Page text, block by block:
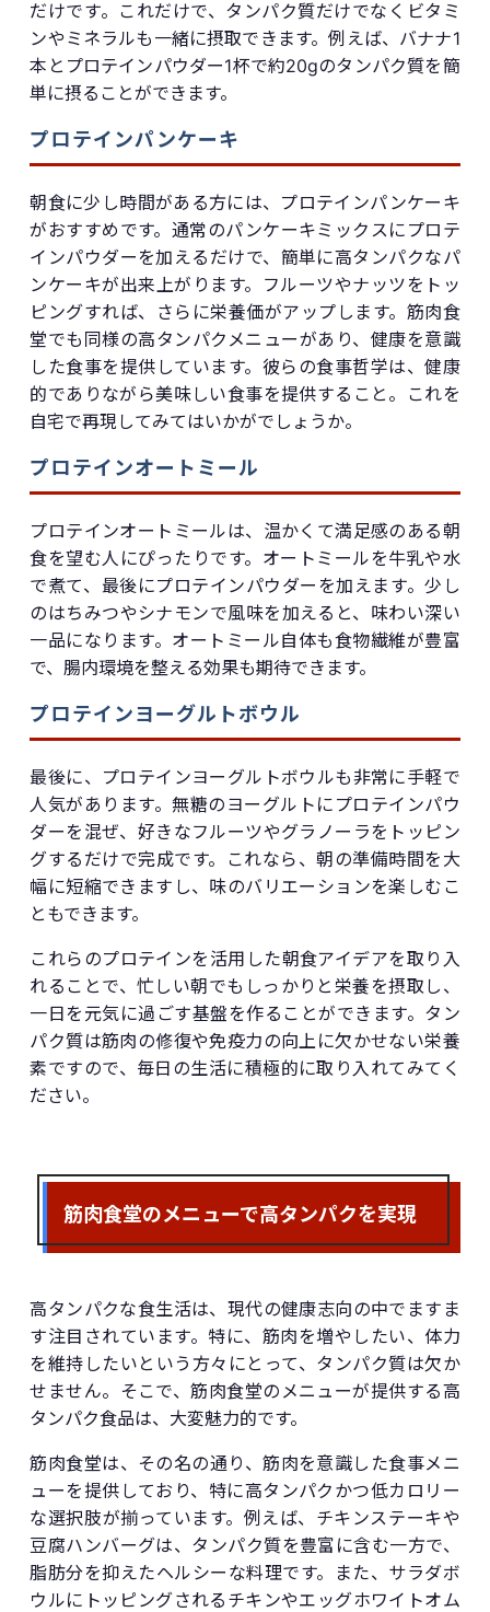
だけです。これだけで、タンパク質だけでなくビタミ
ンやミネラルも一緒に摂取できます。例えば、バナナ1
本とプロテインパウダー1杯で約20gのタンパク質を簡
単に摂ることができます。
プロテインパンケーキ
朝食に少し時間がある方には、プロテインパンケーキ
がおすすめです。通常のパンケーキミックスにプロテ
インパウダーを加えるだけで、簡単に高タンパクなパ
ンケーキが出来上がります。フルーツやナッツをトッ
ピングすれば、さらに栄養価がアップします。筋肉食
堂でも同様の高タンパクメニューがあり、健康を意識
した食事を提供しています。彼らの食事哲学は、健康
的でありながら美味しい食事を提供すること。これを
自宅で再現してみてはいかがでしょうか。
プロテインオートミール
プロテインオートミールは、温かくて満足感のある朝
食を望む人にぴったりです。オートミールを牛乳や水
で煮て、最後にプロテインパウダーを加えます。少し
のはちみつやシナモンで風味を加えると、味わい深い
一品になります。オートミール自体も食物繊維が豊富
で、腸内環境を整える効果も期待できます。
プロテインヨーグルトボウル
最後に、プロテインヨーグルトボウルも非常に手軽で
人気があります。無糖のヨーグルトにプロテインパウ
ダーを混ぜ、好きなフルーツやグラノーラをトッピン
グするだけで完成です。これなら、朝の準備時間を大
幅に短縮できますし、味のバリエーションを楽しむこ
ともできます。
これらのプロテインを活用した朝食アイデアを取り入
れることで、忙しい朝でもしっかりと栄養を摂取し、
一日を元気に過ごす基盤を作ることができます。タン
パク質は筋肉の修復や免疫力の向上に欠かせない栄養
素ですので、毎日の生活に積極的に取り入れてみてく
ださい。
筋肉食堂のメニューで高タンパクを実現
高タンパクな食生活は、現代の健康志向の中でますま
す注目されています。特に、筋肉を増やしたい、体力
を維持したいという方々にとって、タンパク質は欠か
せません。そこで、筋肉食堂のメニューが提供する高
タンパク食品は、大変魅力的です。
筋肉食堂は、その名の通り、筋肉を意識した食事メニ
ューを提供しており、特に高タンパクかつ低カロリー
な選択肢が揃っています。例えば、チキンステーキや
豆腐ハンバーグは、タンパク質を豊富に含む一方で、
脂肪分を抑えたヘルシーな料理です。また、サラダボ
ウルにトッピングされるチキンやエッグホワイトオム